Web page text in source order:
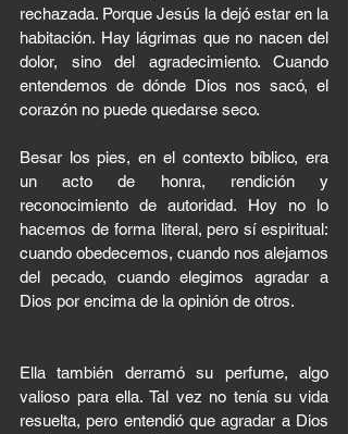
rechazada. Porque Jesús la dejó estar en la
habitación. Hay lágrimas que no nacen del
dolor, sino del agradecimiento. Cuando
entendemos de dónde Dios nos sacó, el
corazón no puede quedarse seco.
Besar los pies, en el contexto bíblico, era
un acto de honra, rendición y
reconocimiento de autoridad. Hoy no lo
hacemos de forma literal, pero sí espiritual:
cuando obedecemos, cuando nos alejamos
del pecado, cuando elegimos agradar a
Dios por encima de la opinión de otros.
Ella también derramó su perfume, algo
valioso para ella. Tal vez no tenía su vida
resuelta, pero entendió que agradar a Dios